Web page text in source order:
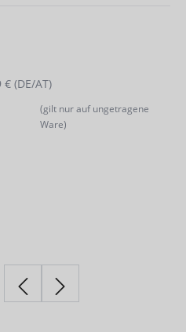
(DE/AT)
(gilt nur auf ungetragene
Ware)